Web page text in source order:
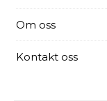
Om oss
Kontakt oss